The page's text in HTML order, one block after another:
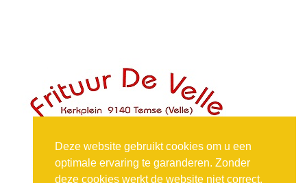
Deze website gebruikt cookies om u een
optimale ervaring te garanderen. Zonder
deze cookies werkt de website niet correct.